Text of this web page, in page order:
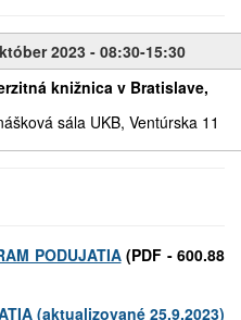
2023 - 08:30-15:30
knižnica v Bratislave,
sála UKB, Ventúrska 11
PODUJATIA (PDF - 600.88
(aktualizované 25.9.2023)